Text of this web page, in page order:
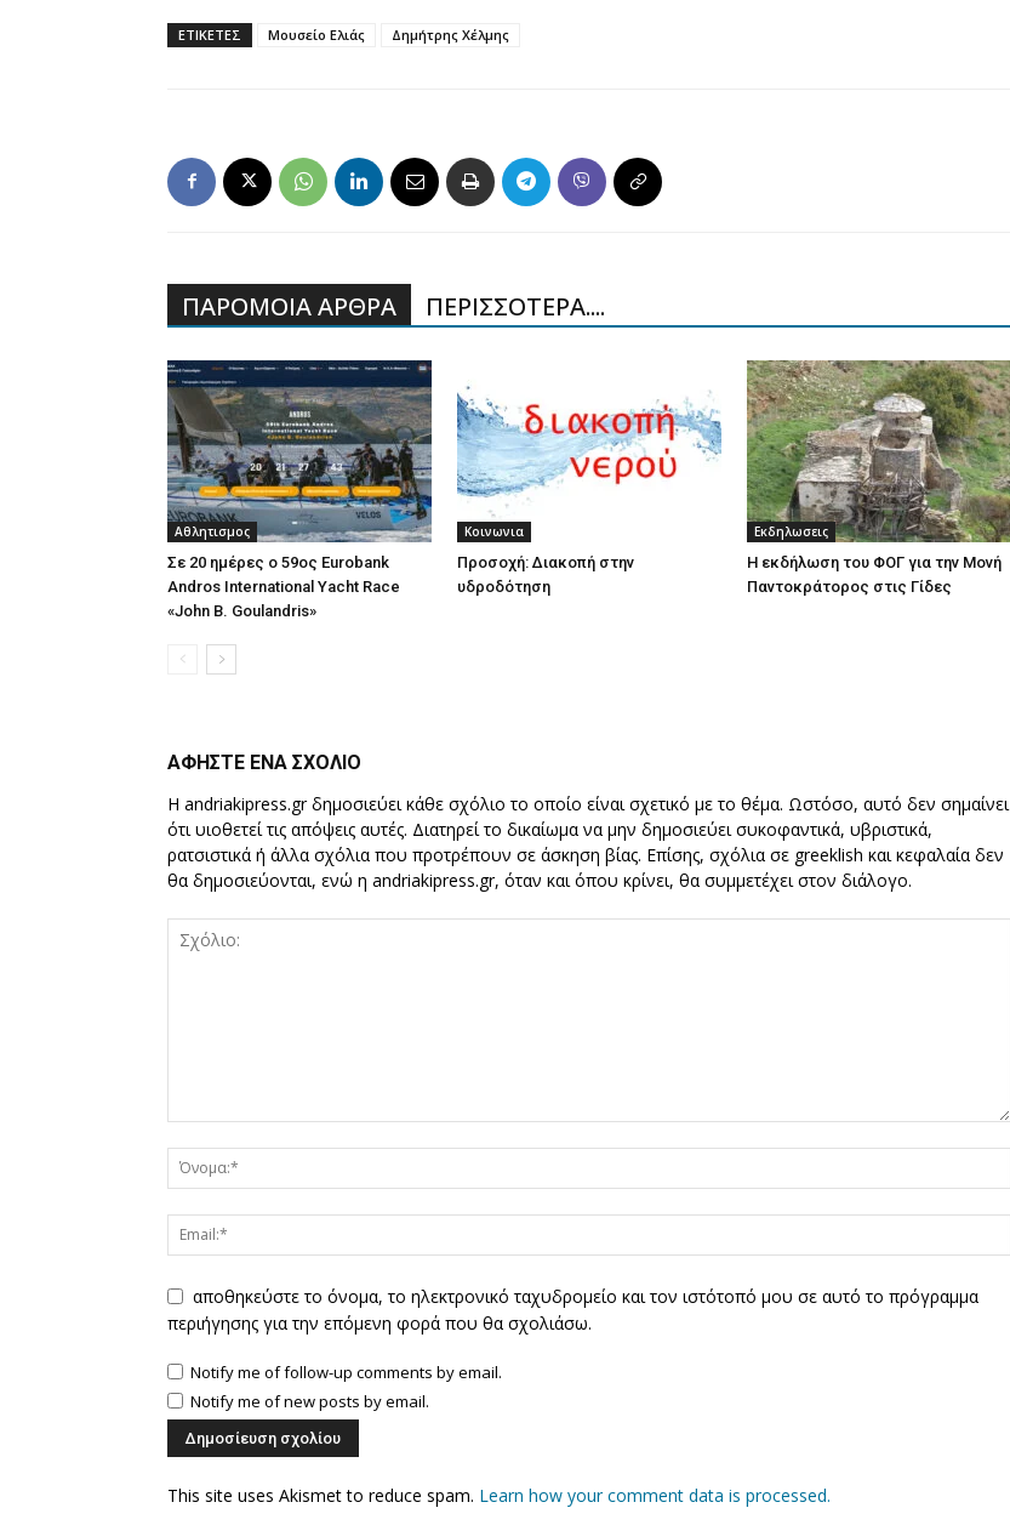
ΕΤΙΚΕΤΕΣ Μουσείο Ελιάς Δημήτρης Χέλμης
ΠΑΡΟΜΟΙΑ ΑΡΘΡΑ ΠΕΡΙΣΣΟΤΕΡΑ....
Αθλητισμος
Σε 20 ημέρες ο 59ος Eurobank
Andros International Yacht Race
«John B. Goulandris»
Κοινωνια
Προσοχή: Διακοπή στην
υδροδότηση
Εκδηλωσεις
Η εκδήλωση του ΦΟΓ για την Μονή
Παντοκράτορος στις Γίδες
ΑΦΗΣΤΕ ΕΝΑ ΣΧΟΛΙΟ
Η andriakipress.gr δημοσιεύει κάθε σχόλιο το οποίο είναι σχετικό με το θέμα. Ωστόσο, αυτό δεν σημαίνει
ότι υιοθετεί τις απόψεις αυτές. Διατηρεί το δικαίωμα να μην δημοσιεύει συκοφαντικά, υβριστικά,
ρατσιστικά ή άλλα σχόλια που προτρέπουν σε άσκηση βίας. Επίσης, σχόλια σε greeklish και κεφαλαία δεν
θα δημοσιεύονται, ενώ η andriakipress.gr, όταν και όπου κρίνει, θα συμμετέχει στον διάλογο.
αποθηκεύστε το όνομα, το ηλεκτρονικό ταχυδρομείο και τον ιστότοπό μου σε αυτό το πρόγραμμα
περιήγησης για την επόμενη φορά που θα σχολιάσω.
Notify me of follow-up comments by email.
Notify me of new posts by email.
This site uses Akismet to reduce spam. Learn how your comment data is processed.